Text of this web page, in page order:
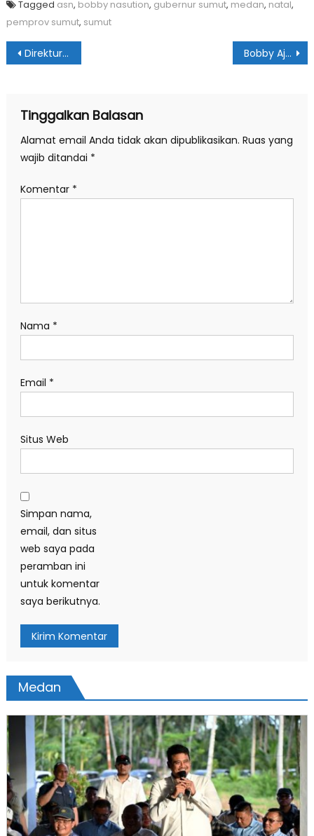
Tagged asn, bobby nasution, gubernur sumut, medan, natal,
pemprov sumut, sumut
Navigasi
Direktur: RSUD Kumpulan Pane Tak Pernah Tolak Pasien Bobby Ajak Fans PSMS Beli Jersey Original
Tinggalkan Balasan
Alamat email Anda tidak akan dipublikasikan. Ruas yang
wajib ditandai *
Komentar *
Nama *
Email *
Situs Web
Simpan nama,
email, dan situs
web saya pada
peramban ini
untuk komentar
saya berikutnya.
Medan